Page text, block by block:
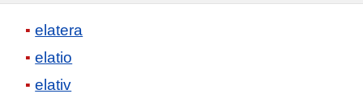
elatera
elatio
elativ